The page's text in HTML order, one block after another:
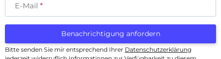
E-Mail
Benachrichtigung anfordern
Bitte senden Sie mir entsprechend Ihrer Datenschutzerklärung